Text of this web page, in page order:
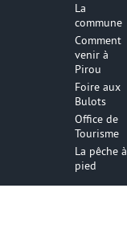
La
commune
Comment
venir à
Pirou
Foire aux
Bulots
Office de
Tourisme
La pêche à
pied